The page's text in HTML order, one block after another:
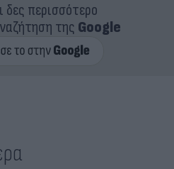
δες περισσότερο
της Google